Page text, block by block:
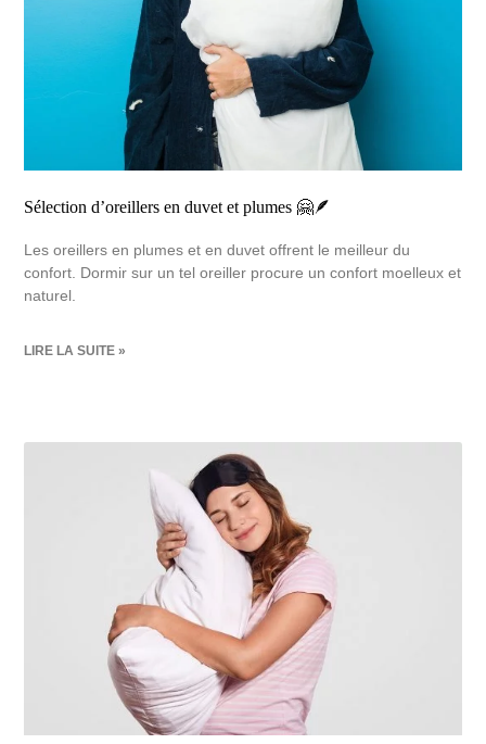
Sélection d’oreillers en duvet et plumes 🤗🪶
Les oreillers en plumes et en duvet offrent le meilleur du
confort. Dormir sur un tel oreiller procure un confort moelleux et
naturel.
LIRE LA SUITE »